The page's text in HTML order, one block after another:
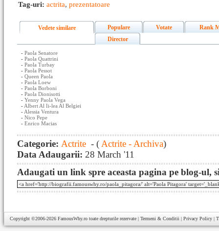
Tag-uri: actrita, prezentatoare
Vedete similare Populare Votate
Rank
Director
- Paola Senatore
- Paola Quattrini
- Paola Turbay
- Paola Pessot
- Queen Paola
- Paola Loew
- Paola Borboni
- Paola Dionisotti
- Yenny Paola Vega
- Albert Al Ii-lea Al Belgiei
- Alessia Ventura
- Nico Pepe
- Enrico Macias
Categorie: Actrite - ( Actrite - Archiva)
Data Adaugarii: 28 March '11
Adaugati un link spre aceasta pagina pe blog-ul,
Copyright ©2006-2026 FamousWhy.ro toate drepturile rezervate | Termeni & Conditii | Privacy Policy |